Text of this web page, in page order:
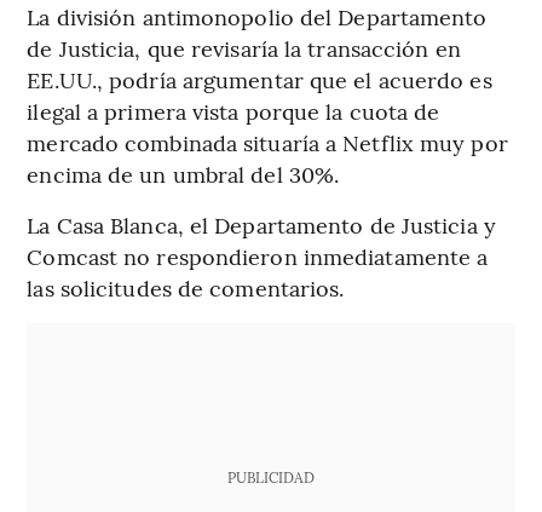
La división antimonopolio del Departamento
de Justicia, que revisaría la transacción en
EE.UU., podría argumentar que el acuerdo es
ilegal a primera vista porque la cuota de
mercado combinada situaría a Netflix muy por
encima de un umbral del 30%.
La Casa Blanca, el Departamento de Justicia y
Comcast no respondieron inmediatamente a
las solicitudes de comentarios.
PUBLICIDAD